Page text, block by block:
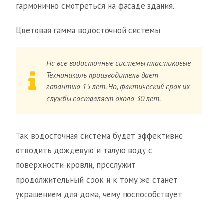
гармонично смотреться на фасаде здания.
Цветовая гамма водосточной системы
На все водосточные системы пластиковые
Технониколь производитель дает
гарантию 15 лет. Но, фактический срок их
службы составляет около 30 лет.
Так водосточная система будет эффективно
отводить дождевую и талую воду с
поверхности кровли, прослужит
продолжительный срок и к тому же станет
украшением для дома, чему поспособствует